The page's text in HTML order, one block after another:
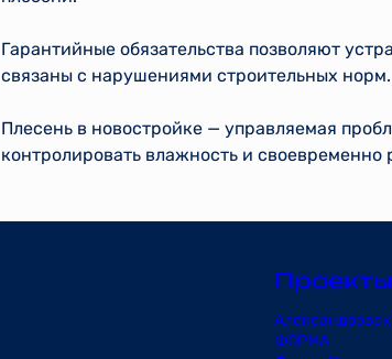
Гарантийные обязательства позволяют
связаны с нарушениями строительных норм.
Плесень в новостройке — управляемая
контролировать влажность и
Проекты
ФОРМА